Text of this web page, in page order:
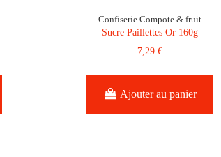
Confiserie Compote & fruit
Sucre Paillettes Or 160g
7,29 €
Ajouter au panier